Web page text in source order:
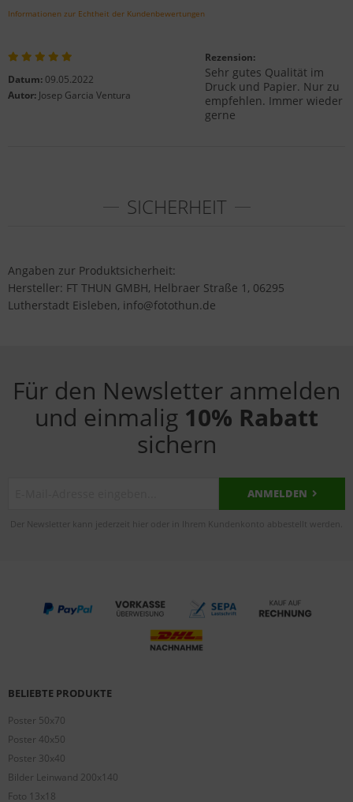
Informationen zur Echtheit der Kundenbewertungen
Datum: 09.05.2022
Autor: Josep Garcia Ventura
Rezension:
Sehr gutes Qualität im
Druck und Papier. Nur zu
empfehlen. Immer wieder
gerne
SICHERHEIT
Angaben zur Produktsicherheit:
Hersteller: FT THUN GMBH, Helbraer Straße 1, 06295
Lutherstadt Eisleben, info@fotothun.de
Für den Newsletter anmelden
und einmalig 10% Rabatt
sichern
ANMELDEN
Der Newsletter kann jederzeit hier oder in Ihrem Kundenkonto abbestellt werden.
BELIEBTE PRODUKTE
Poster 50x70
Poster 40x50
Poster 30x40
Bilder Leinwand 200x140
Foto 13x18